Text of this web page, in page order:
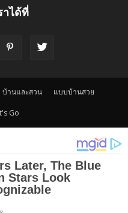
าได้ที่
บ้านและสวน แบบบ้านสวย
Go